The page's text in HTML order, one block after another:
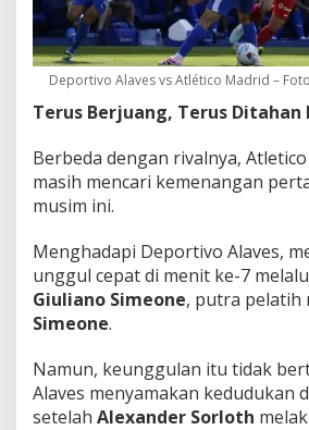
Deportivo Alaves vs Atlético Madrid –
Terus Berjuang, Terus Ditahan
Berbeda dengan rivalnya,
masih mencari kemenangan
musim ini.
Menghadapi Deportivo Alaves,
unggul cepat di menit ke-7
Giuliano Simeone, putra pelatih
Simeone.
Namun, keunggulan itu tidak
Alaves menyamakan kedudukan
setelah Alexander Sorloth